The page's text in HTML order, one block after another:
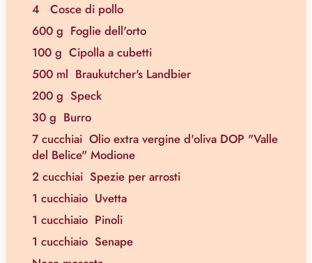
4
Cosce di pollo
600 g Foglie dell'orto
100 g Cipolla a cubetti
500 ml Braukutcher's Landbier
200 g Speck
30 g Burro
7 cucchiai Olio extra vergine d'oliva DOP "Valle
del Belice" Modione
2 cucchiai Spezie per arrosti
1 cucchiaio Uvetta
1 cucchiaio Pinoli
1 cucchiaio Senape